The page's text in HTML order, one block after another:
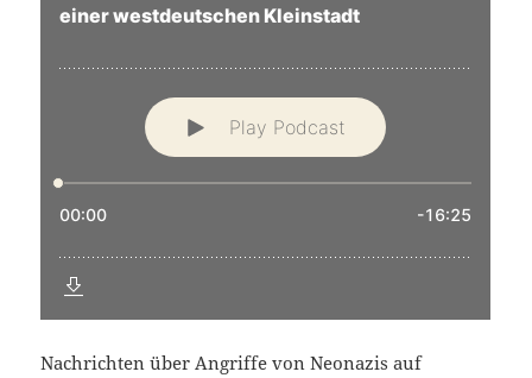
Nachrichten über Angriffe von Neonazis auf